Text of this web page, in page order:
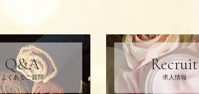
Q&A
よくあるご質問
Recruit
求人情報